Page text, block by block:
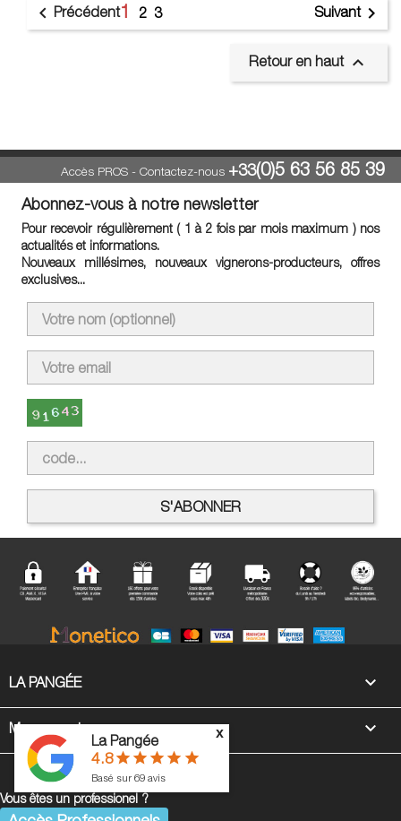
 Précédent1 2 3 Suivant
Retour en haut 
Accès PROS- Contactez-nous +33(0)5 63 56 85 39
Abonnez-vous à notre newsletter
Pour recevoir régulièrement ( 1 à 2 fois par mois maximum ) nos
actualités et informations.
Nouveaux millésimes, nouveaux vignerons-producteurs, offres
exclusives...
LA PANGÉE 
Mon compte 
Vous êtes un professionel ?
La Pangée
4.8star star star star star
Basé sur69 avis
x